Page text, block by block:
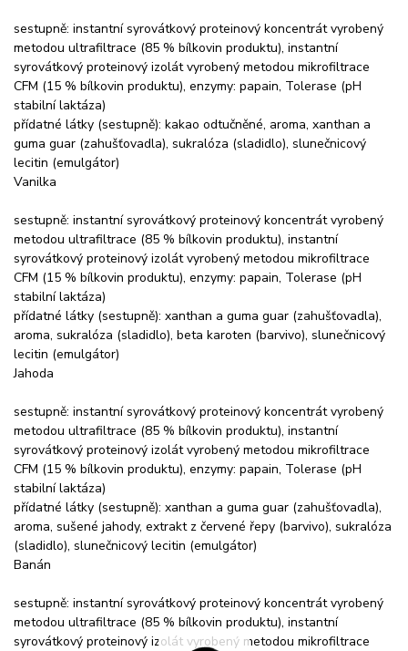
sestupně: instantní syrovátkový proteinový koncentrát vyrobený
metodou ultrafiltrace (85 % bílkovin produktu), instantní
syrovátkový proteinový izolát vyrobený metodou mikrofiltrace
CFM (15 % bílkovin produktu), enzymy: papain, Tolerase (pH
stabilní laktáza)
přídatné látky (sestupně): kakao odtučněné, aroma, xanthan a
guma guar (zahušťovadla), sukralóza (sladidlo), slunečnicový
lecitin (emulgátor)
Vanilka
sestupně: instantní syrovátkový proteinový koncentrát vyrobený
metodou ultrafiltrace (85 % bílkovin produktu), instantní
syrovátkový proteinový izolát vyrobený metodou mikrofiltrace
CFM (15 % bílkovin produktu), enzymy: papain, Tolerase (pH
stabilní laktáza)
přídatné látky (sestupně): xanthan a guma guar (zahušťovadla),
aroma, sukralóza (sladidlo), beta karoten (barvivo), slunečnicový
lecitin (emulgátor)
Jahoda
sestupně: instantní syrovátkový proteinový koncentrát vyrobený
metodou ultrafiltrace (85 % bílkovin produktu), instantní
syrovátkový proteinový izolát vyrobený metodou mikrofiltrace
CFM (15 % bílkovin produktu), enzymy: papain, Tolerase (pH
stabilní laktáza)
přídatné látky (sestupně): xanthan a guma guar (zahušťovadla),
aroma, sušené jahody, extrakt z červené řepy (barvivo), sukralóza
(sladidlo), slunečnicový lecitin (emulgátor)
Banán
sestupně: instantní syrovátkový proteinový koncentrát vyrobený
metodou ultrafiltrace (85 % bílkovin produktu), instantní
syrovátkový proteinový izolát vyrobený metodou mikrofiltrace